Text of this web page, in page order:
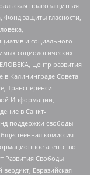
правозащитная
защиты гласности,
и социального
социологических
Центр развития
в Калининграде Совета
Трансперенси
Информации,
в Санкт-
поддержки свободы
комиссия
агентство
Развития Свободы
Евразийская